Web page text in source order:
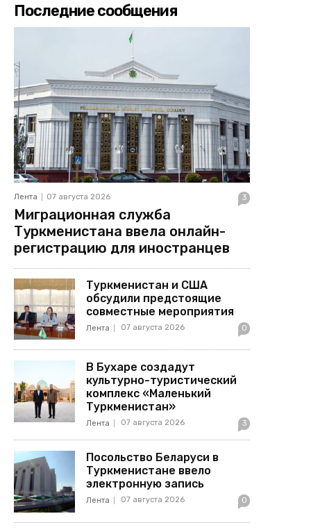
Последние сообщения
Лента 07 августа 2026 3
Миграционная служба
Туркменистана ввела онлайн-
регистрацию для иностранцев
Туркменистан и США
обсудили предстоящие
совместные мероприятия
Лента 07 августа 2026 0
В Бухаре создадут
культурно-туристический
комплекс «Маленький
Туркменистан»
Лента 07 августа 2026 3
Посольство Беларуси в
Туркменистане ввело
электронную запись
Лента 07 августа 2026 0